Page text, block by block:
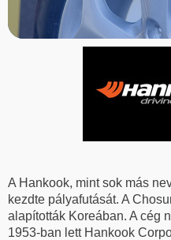
A Hankook, mint sok más
kezdte pályafutását. A
alapították Koreában. A cég
1953-ban lett Hankook